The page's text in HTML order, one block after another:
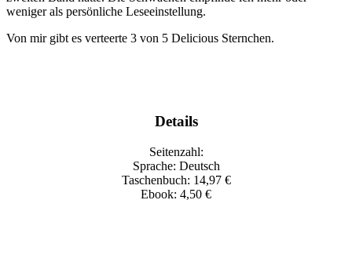
weniger als persönliche Leseeinstellung.
Von mir gibt es verteerte 3 von 5 Delicious Sternchen.
Details
Seitenzahl:
Sprache: Deutsch
Taschenbuch: 14,97 €
Ebook: 4,50 €